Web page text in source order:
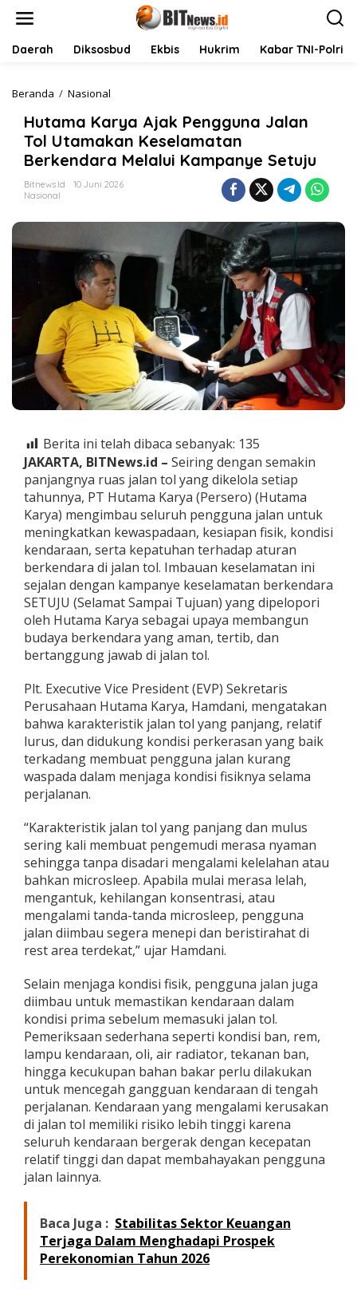
Daerah Diksosbud Ekbis Hukrim Kabar TNI-Polri
Beranda / Nasional
t
a
m
a
K
y
A
j
a
k
P
e
n
g
u
n
a
a
l
a
n
T
o
l
U
t
a
m
k
a
n
K
s
e
l
a
m
a
t
a
e
r
k
e
n
d
a
a
M
l
a
u
i
K
a
m
p
a
n
y
e
u
Hutama Karya Ajak Pengguna Jalan
Tol Utamakan Keselamatan
Berkendara Melalui Kampanye Setuju
Bitnews.id
10 Juni 2026
Nasional
Berita ini telah dibaca sebanyak: 135
JAKARTA, BITNews.id – Seiring dengan semakin
panjangnya ruas jalan tol yang dikelola setiap
tahunnya, PT Hutama Karya (Persero) (Hutama
Karya) mengimbau seluruh pengguna jalan untuk
meningkatkan kewaspadaan, kesiapan fisik, kondisi
kendaraan, serta kepatuhan terhadap aturan
berkendara di jalan tol. Imbauan keselamatan ini
sejalan dengan kampanye keselamatan berkendara
SETUJU (Selamat Sampai Tujuan) yang dipelopori
oleh Hutama Karya sebagai upaya membangun
budaya berkendara yang aman, tertib, dan
bertanggung jawab di jalan tol.
Plt. Executive Vice President (EVP) Sekretaris
Perusahaan Hutama Karya, Hamdani, mengatakan
bahwa karakteristik jalan tol yang panjang, relatif
lurus, dan didukung kondisi perkerasan yang baik
terkadang membuat pengguna jalan kurang
waspada dalam menjaga kondisi fisiknya selama
perjalanan.
“Karakteristik jalan tol yang panjang dan mulus
sering kali membuat pengemudi merasa nyaman
sehingga tanpa disadari mengalami kelelahan atau
bahkan microsleep. Apabila mulai merasa lelah,
mengantuk, kehilangan konsentrasi, atau
mengalami tanda-tanda microsleep, pengguna
jalan diimbau segera menepi dan beristirahat di
rest area terdekat,” ujar Hamdani.
Selain menjaga kondisi fisik, pengguna jalan juga
diimbau untuk memastikan kendaraan dalam
kondisi prima sebelum memasuki jalan tol.
Pemeriksaan sederhana seperti kondisi ban, rem,
lampu kendaraan, oli, air radiator, tekanan ban,
hingga kecukupan bahan bakar perlu dilakukan
untuk mencegah gangguan kendaraan di tengah
perjalanan. Kendaraan yang mengalami kerusakan
di jalan tol memiliki risiko lebih tinggi karena
seluruh kendaraan bergerak dengan kecepatan
relatif tinggi dan dapat membahayakan pengguna
jalan lainnya.
Baca Juga : Stabilitas Sektor Keuangan
Terjaga Dalam Menghadapi Prospek
Perekonomian Tahun 2026